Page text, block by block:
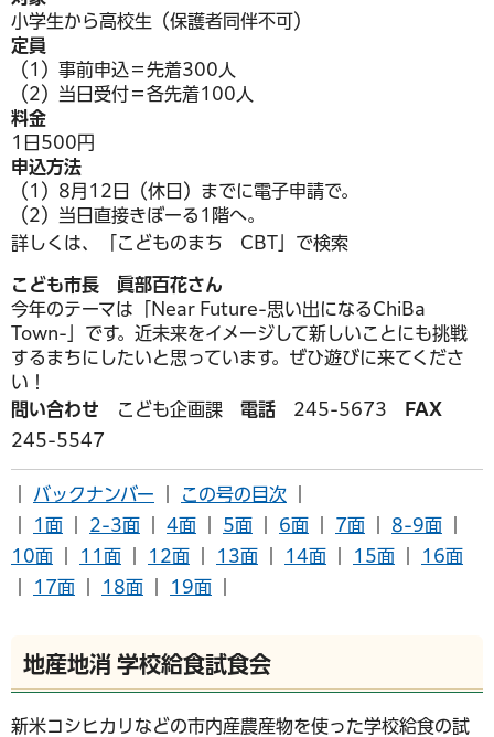
小学生から高校生（保護者同伴不可）
定員
（1）事前申込＝先着300人
（2）当日受付＝各先着100人
料金
1日500円
申込方法
（1）8月12日（休日）までに電子申請で。
（2）当日直接きぼーる1階へ。
詳しくは、「こどものまち CBT」で検索
こども市長 眞部百花さん
今年のテーマは「Near Future-思い出になるChiBa
Town-」です。近未来をイメージして新しいことにも挑戦
するまちにしたいと思っています。ぜひ遊びに来てくださ
い！
問い合わせ こども企画課 電話 245-5673
FAX
245-5547
バックナンバー この号の目次
1面 2-3面 4面 5面 6面 7面 8-9面
10面
11面 12面 13面 14面 15面
16面
17面 18面 19面
地産地消 学校給食試食会
新米コシヒカリなどの市内産農産物を使った学校給食の試